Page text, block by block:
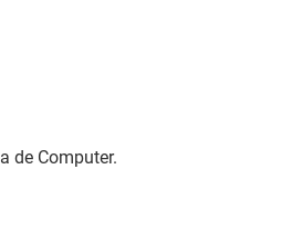
de Computer.